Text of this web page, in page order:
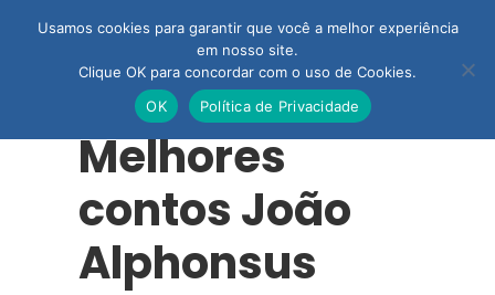
Melhores
contos João
Alphonsus
Usamos cookies para garantir que você a melhor experiência
em nosso site.
Clique OK para concordar com o uso de Cookies.
OK
Política de Privacidade